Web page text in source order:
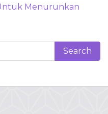
Menurunkan